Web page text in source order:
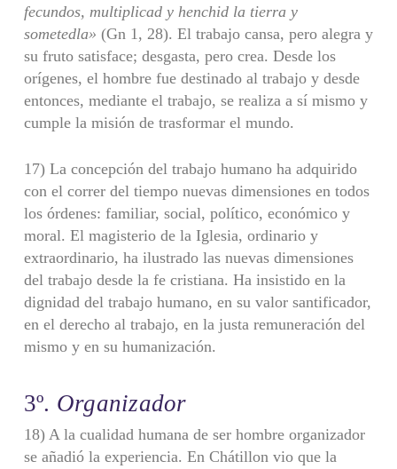
fecundos, multiplicad y hen­chid la tierra y
sometedla» (Gn 1, 28). El trabajo cansa, pero alegra y
su fruto satisface; desgasta, pero crea. Desde los
orígenes, el hombre fue destinado al tra­bajo y desde
entonces, mediante el trabajo, se realiza a sí mismo y
cumple la misión de trasformar el mundo.
17) La concepción del trabajo humano ha adquirido
con el correr del tiem­po nuevas dimensiones en todos
los órdenes: familiar, social, político, económico y
moral. El magisterio de la Iglesia, ordinario y
extraordinario, ha ilustrado las nue­vas dimensiones
del trabajo desde la fe cristiana. Ha insistido en la
dignidad del trabajo humano, en su valor santificador,
en el derecho al trabajo, en la justa remuneración del
mismo y en su humanización.
3º. Organizador
18) A la cualidad humana de ser hombre organizador
se añadió la expe­riencia. En Chátillon vio que la